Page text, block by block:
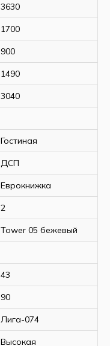
3630
1700
900
1490
3040
Гостиная
ДСП
Еврокнижка
2
Tower 05 бежевый
43
90
Лига-074
Высокая